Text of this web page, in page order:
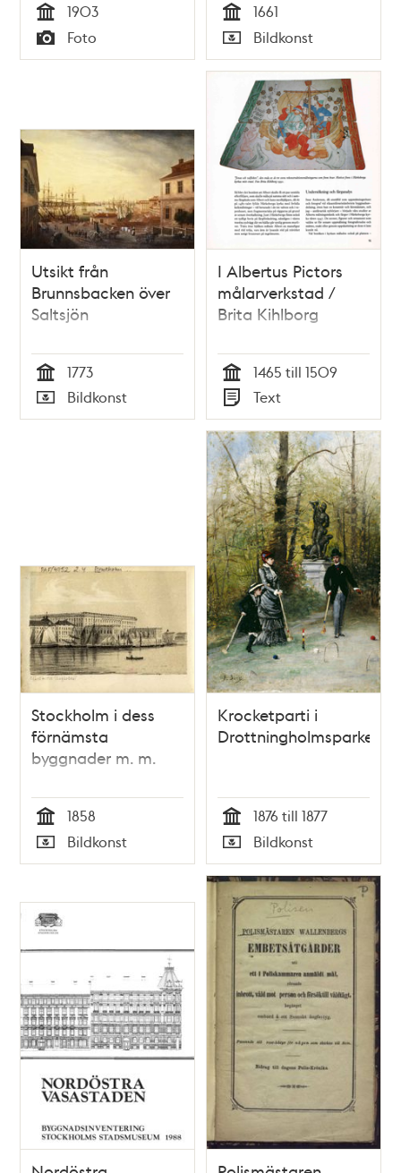
Tid
1903
Typ
Foto Tid
1661
Typ
Bildkonst
Utsikt från
Brunnsbacken över
Saltsjön
Tid
1773
Typ
Bildkonst
I Albertus Pictors
målarverkstad /
Brita Kihlborg
Tid
1465 till 1509
Typ
Text
Stockholm i dess
förnämsta
byggnader m. m.
Tid
1858
Typ
Bildkonst
Krocketparti i
Drottningholmsparken
Tid
1876 till 1877
Typ
Bildkonst